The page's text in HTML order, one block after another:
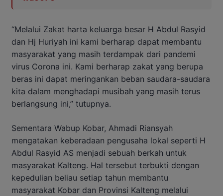
“Melalui Zakat harta keluarga besar H Abdul Rasyid
dan Hj Huriyah ini kami berharap dapat membantu
masyarakat yang masih terdampak dari pandemi
virus Corona ini. Kami berharap zakat yang berupa
beras ini dapat meringankan beban saudara-saudara
kita dalam menghadapi musibah yang masih terus
berlangsung ini,” tutupnya.
Sementara Wabup Kobar, Ahmadi Riansyah
mengatakan keberadaan pengusaha lokal seperti H
Abdul Rasyid AS menjadi sebuah berkah untuk
masyarakat Kalteng. Hal tersebut terbukti dengan
kepedulian beliau setiap tahun membantu
masyarakat Kobar dan Provinsi Kalteng melalui